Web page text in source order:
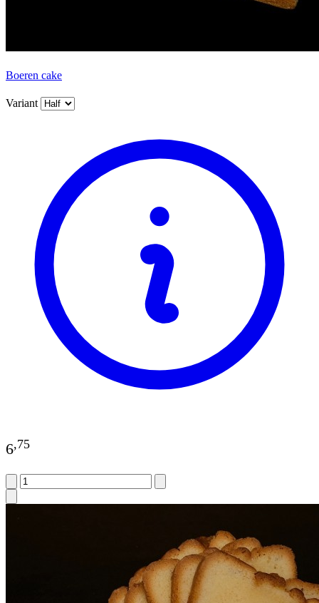
Boeren cake
Variant
6,75